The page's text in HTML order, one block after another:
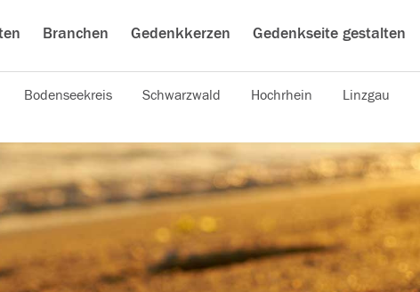
Branchen Gedenkkerzen Gedenkseite gestalten
Bodenseekreis Schwarzwald Hochrhein Linzgau